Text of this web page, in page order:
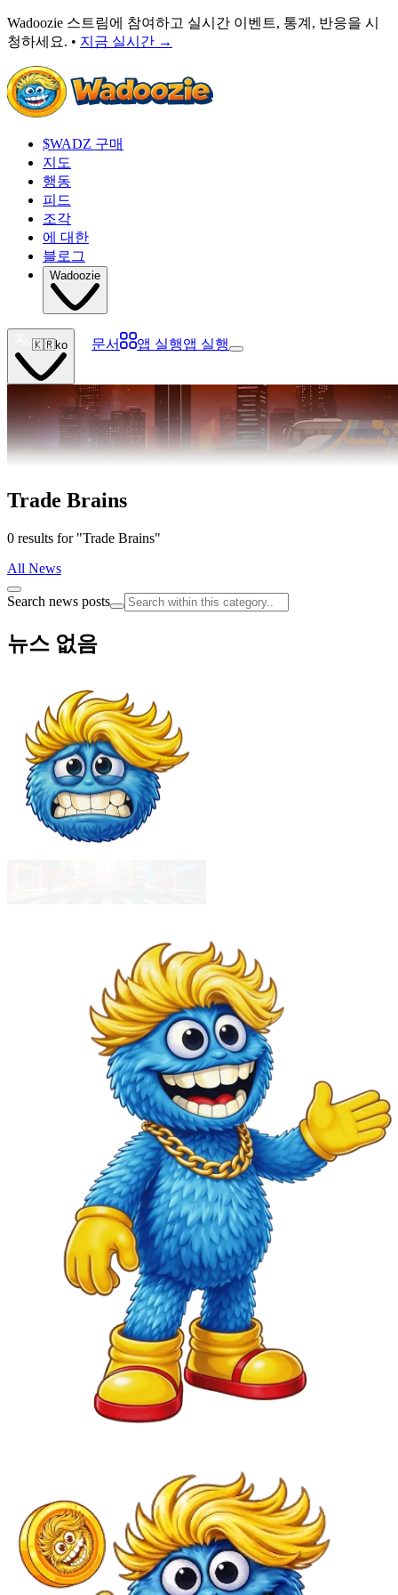
Wadoozie 스트림에 참여하고 실시간 이벤트, 통계, 반응을 시
청하세요. • 지금 실시간 →
$WADZ 구매
지도
행동
피드
조각
에 대한
블로그
Wadoozie
🇰🇷ko 문서 앱 실행앱 실행
Trade Brains
0 results for "Trade Brains"
All News
Search news posts
뉴스 없음